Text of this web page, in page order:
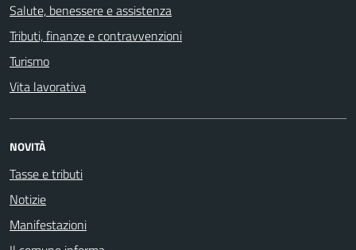
Salute, benessere e assistenza
Tributi, finanze e contravvenzioni
Turismo
Vita lavorativa
NOVITÀ
Tasse e tributi
Notizie
Manifestazioni